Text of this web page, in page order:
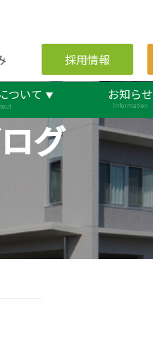
採用情報
ついて お知らせ
Information
グ